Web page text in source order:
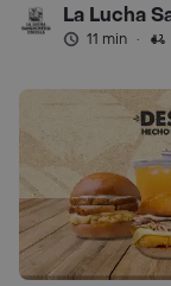
11 min ·